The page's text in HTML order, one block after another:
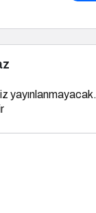
yayınlanmayacak.